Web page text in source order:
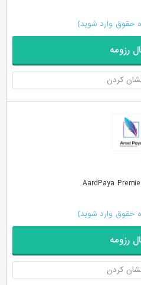
حقوق وارد شوید)
رزومه
کردن
حقوق وارد شوید)
رزومه
کردن